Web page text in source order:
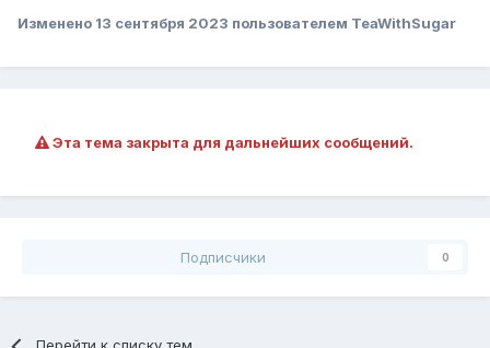
Изменено 13 сентября 2023 пользователем TeaWithSugar
Эта тема закрыта для дальнейших сообщений.
Подписчики 0